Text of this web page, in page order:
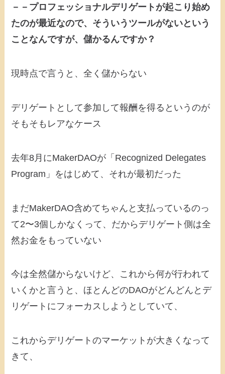
－－プロフェッショナルデリゲートが起こり始め
たのが最近なので、そういうツールがないという
ことなんですが、儲かるんですか？
現時点で言うと、全く儲からない
デリゲートとして参加して報酬を得るというのが
そもそもレアなケース
去年8月にMakerDAOが「Recognized Delegates
Program」をはじめて、それが最初だった
まだMakerDAO含めてちゃんと支払っているのっ
て2〜3個しかなくって、だからデリゲート側は全
然お金をもっていない
今は全然儲からないけど、これから何が行われて
いくかと言うと、ほとんどのDAOがどんどんとデ
リゲートにフォーカスしようとしていて、
これからデリゲートのマーケットが大きくなって
きて、